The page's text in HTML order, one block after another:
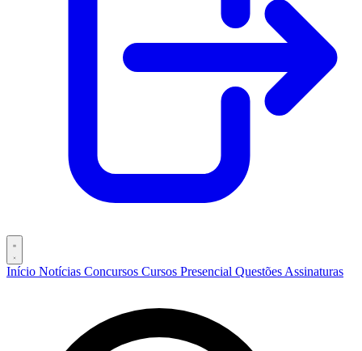
Início Notícias Concursos Cursos Presencial Questões Assinaturas